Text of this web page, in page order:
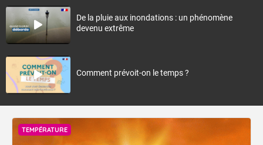
De la pluie aux inondations : un phénomène
devenu extrême
Comment prévoit-on le temps ?
TEMPÉRATURE